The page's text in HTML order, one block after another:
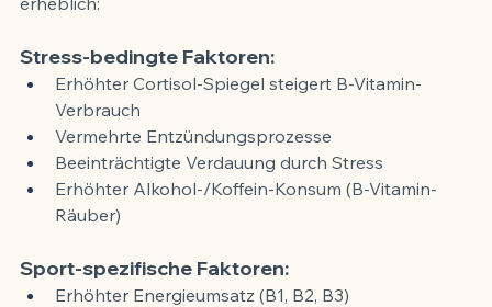
Stress-bedingte Faktoren:
Erhöhter Cortisol-Spiegel steigert B-Vitamin-
Verbrauch
Vermehrte Entzündungsprozesse
Beeinträchtigte Verdauung durch Stress
Erhöhter Alkohol-/Koffein-Konsum (B-Vitamin-
Räuber)
Sport-spezifische Faktoren:
Erhöhter Energieumsatz (B1, B2, B3)